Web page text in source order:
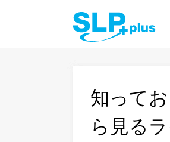
知って
ら見る